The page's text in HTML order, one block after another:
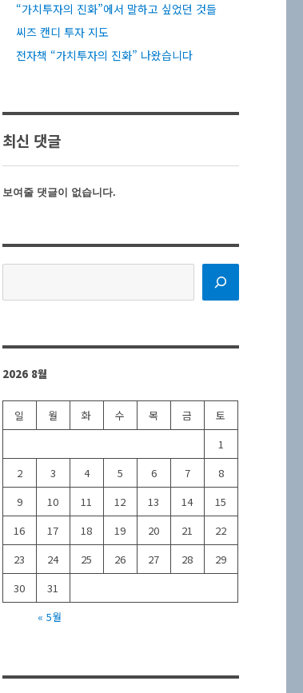
“가치투자의 진화”에서 말하고 싶었던 것들
씨즈 캔디 투자 지도
전자책 “가치투자의 진화” 나왔습니다
최신 댓글
보여줄 댓글이 없습니다.
2026 8월
일 월 화 수 목 금
토
1
2
3 4 5 6 7
8
9
10 11 12 13 14
15
16
17 18 19 20 21
22
23
24 25 26 27 28
29
30
31
« 5월